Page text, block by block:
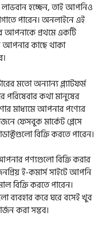
হচ্ছেন, তাই আপনিও
পারেন। অনলাইনে এই
আপনাকে প্রথমে একটি
কাছে থাকা
মতো অন্যান্য প্ল্যাটফর্ম
কথা মানুষের
মাধ্যমে আপনার পণ্যের
ফেসবুক মার্কেট প্লেসে
বিক্রি করতে পারেন।
পণ্যগুলো বিক্রি করার
ই-কমার্স সাইটে আপনি
বিক্রি করতে পারেন।
করে ঘরে বসেই খুব
করা সম্ভব।